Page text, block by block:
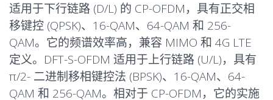
适用于下行链路 (D/L) 的 CP-OFDM，具有正交相
移键控 (QPSK)、16-QAM、64-QAM 和 256-
QAM。它的频谱效率高，兼容 MIMO 和 4G LTE
定义。DFT-S-OFDM 适用于上行链路 (U/L)，具有
π/2- 二进制移相键控法 (BPSK)、16-QAM、64-
QAM 和 256-QAM。相对于 CP-OFDM，它的实施